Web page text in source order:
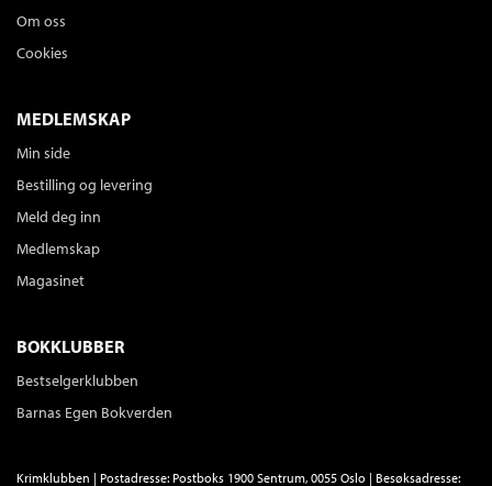
Om oss
Cookies
MEDLEMSKAP
Min side
Bestilling og levering
Meld deg inn
Medlemskap
Magasinet
BOKKLUBBER
Bestselgerklubben
Barnas Egen Bokverden
Krimklubben | Postadresse: Postboks 1900 Sentrum, 0055 Oslo | Besøksadresse: